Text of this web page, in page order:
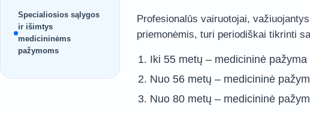
Specialiosios sąlygos
ir išimtys
medicininėms
pažymoms
Profesionalūs vairuotojai,
priemonėmis, turi periodiškai tikrinti
Iki 55 metų – medicininė
Nuo 56 metų – medicininė
Nuo 80 metų – medicininė